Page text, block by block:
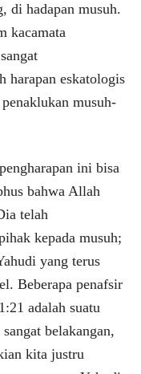
di hadapan musuh.
kacamata
harapan eskatologis
musuh-
ini bisa
bahwa Allah
telah
kepada musuh;
yang terus
Beberapa penafsir
adalah suatu
belakangan,
kita justru